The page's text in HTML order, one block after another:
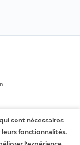
sont nécessaires
leurs fonctionnalités.